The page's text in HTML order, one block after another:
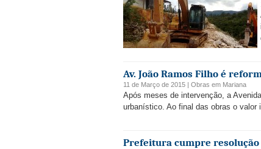
Av. João Ramos Filho é
11 de Março de 2015 | Obras em Mariana
Após meses de intervenção, a
urbanístico. Ao final das obras o valor
Prefeitura cumpre resolução